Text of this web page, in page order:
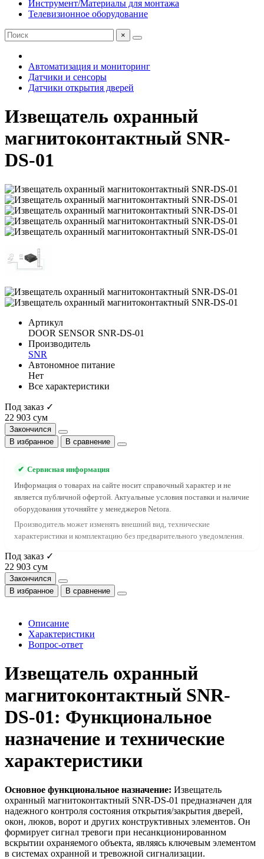
Инструмент/Материалы для монтажа
Телевизионное оборудование
×
Автоматизация и мониторинг
Датчики и сенсоры
Датчики открытия дверей
Извещатель охранный
магнитоконтактный SNR-
DS-01
Артикул
DOOR SENSOR SNR-DS-01
Производитель
SNR
Автономное питание
Нет
Все характеристики
Под заказ ✓
22 903 сум
Закончился
В избранное
В сравнение
✔ Сервисная информация
Информация о товарах на сайте носит справочный характер и не
является публичной офертой. Актуальные условия поставки и наличие
оборудования уточняйте у менеджеров Netora.
Производитель может изменять внешний вид, технические
характеристики и комплектацию без предварительного уведомления.
Под заказ ✓
22 903 сум
Закончился
В избранное
В сравнение
Описание
Характеристики
Вопрос-ответ
Извещатель охранный
магнитоконтактный SNR-
DS-01: Функциональное
назначение и технические
характеристики
Основное функциональное назначение: Извещатель
охранный магнитоконтактный SNR-DS-01 предназначен для
надежного контроля состояния открытия/закрытия дверей,
окон, люков, ворот и других конструктивных элементов. Он
формирует сигнал тревоги при несанкционированном
вскрытии охраняемого объекта, являясь ключевым элементом
в системах охранной и тревожной сигнализации.